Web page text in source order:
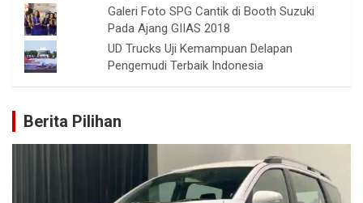
Galeri Foto SPG Cantik di Booth Suzuki
Pada Ajang GIIAS 2018
UD Trucks Uji Kemampuan Delapan
Pengemudi Terbaik Indonesia
Berita Pilihan